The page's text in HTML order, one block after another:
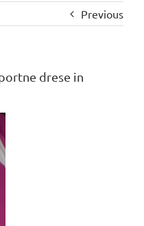
Previous
drese in